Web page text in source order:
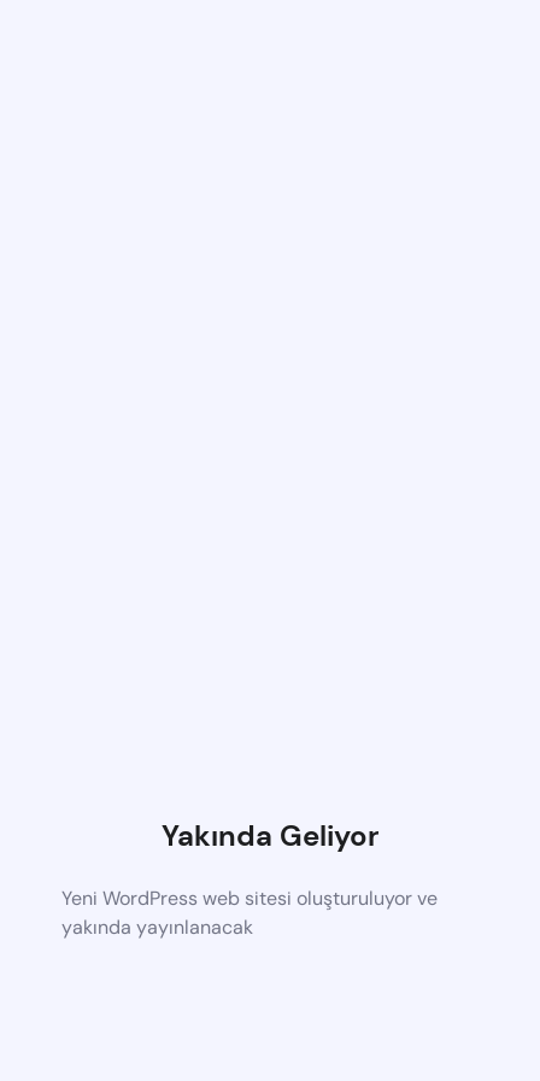
Yakında Geliyor
Yeni WordPress web sitesi oluşturuluyor ve
yakında yayınlanacak